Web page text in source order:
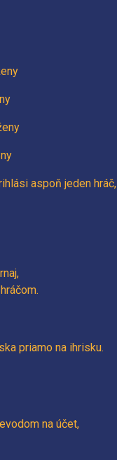
aspoň jeden hráč,
priamo na ihrisku.
na účet,